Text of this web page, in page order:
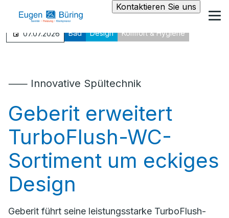
Kontaktieren Sie uns
07.07.2026 Bad Design Komfort & Hygiene
⸺ Innovative Spültechnik
Geberit erweitert
TurboFlush-WC-
Sortiment um eckiges
Design
Geberit führt seine leistungsstarke TurboFlush-